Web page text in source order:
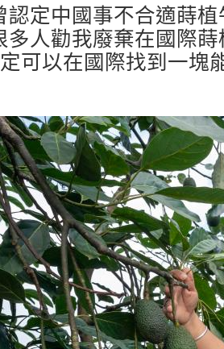
認定中國事不合適蒔
多人勸我廢棄在國際
可以在國際找到一塊